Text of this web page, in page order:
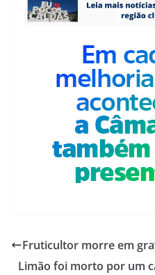
Fruticultor morre em
Limão foi morto por um